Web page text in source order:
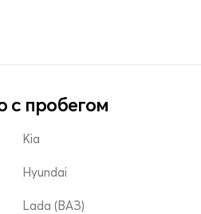
с пробегом
Kia
Hyundai
Lada (ВАЗ)